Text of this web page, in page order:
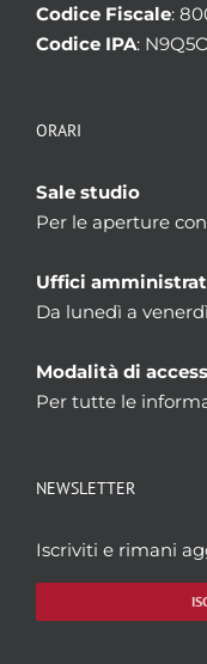
Codice Fiscale:
Codice IPA:
ORARI
Sale studio
Per le aperture
Uffici
Da lunedì a
Modalità di
Per tutte le
NEWSLETTER
Iscriviti e rimani